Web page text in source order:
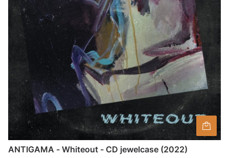
ANTIGAMA - Whiteout - CD jewelcase (2022)